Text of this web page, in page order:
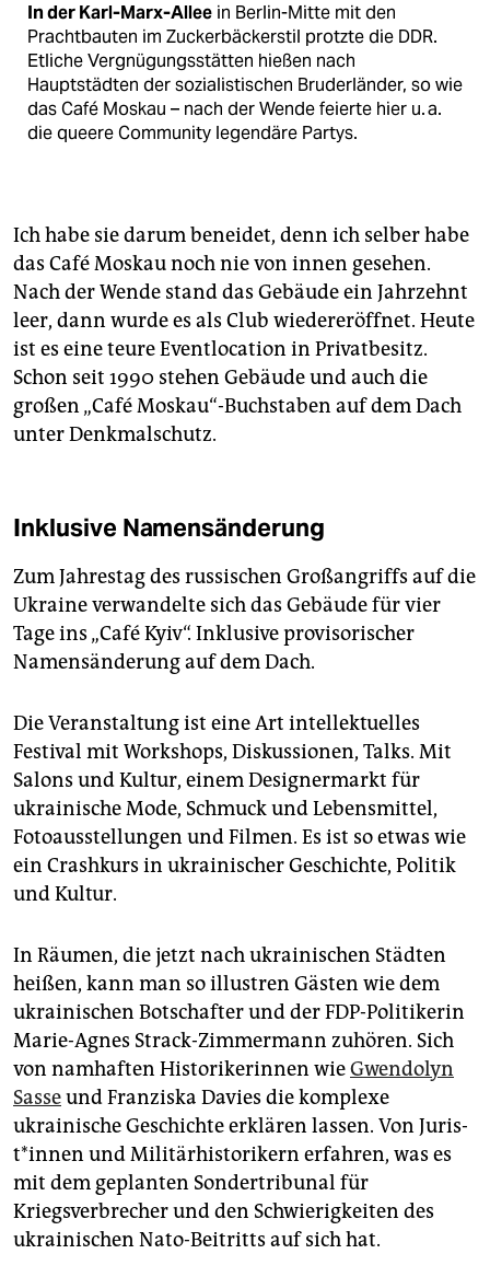
In der Karl-Marx-Allee in Berlin-Mitte mit den
Prachtbauten im Zuckerbäckerstil protzte die DDR.
Etliche Vergnügungsstätten hießen nach
Hauptstädten der sozialistischen Bruderländer, so wie
das Café Moskau – nach der Wende feierte hier u. a.
die queere Community legendäre Partys.
Ich habe sie darum beneidet, denn ich selber habe
das Café Moskau noch nie von innen gesehen.
Nach der Wende stand das Gebäude ein Jahrzehnt
leer, dann wurde es als Club wiedereröffnet. Heute
ist es eine teure Eventlocation in Privatbesitz.
Schon seit 1990 stehen Gebäude und auch die
großen „Café Moskau“-Buchstaben auf dem Dach
unter Denkmalschutz.
Inklusive Namensänderung
Zum Jahrestag des russischen Großangriffs auf die
Ukraine verwandelte sich das Gebäude für vier
Tage ins „Café Kyiv“. Inklusive provisorischer
Namensänderung auf dem Dach.
Die Veranstaltung ist eine Art intellektuelles
Festival mit Workshops, Diskussionen, Talks. Mit
Salons und Kultur, einem Designermarkt für
ukrainische Mode, Schmuck und Lebensmittel,
Fotoausstellungen und Filmen. Es ist so etwas wie
ein Crashkurs in ukrainischer Geschichte, Politik
und Kultur.
In Räumen, die jetzt nach ukrainischen Städten
heißen, kann man so illustren Gästen wie dem
ukrainischen Botschafter und der FDP-Politikerin
Marie-Agnes Strack-Zimmermann zuhören. Sich
von namhaften Historikerinnen wieGwendolyn
Sasseund Franziska Davies die komplexe
ukrainische Geschichte erklären lassen. Von Ju­ris­
t*in­nen und Militärhistorikern erfahren, was es
mit dem geplanten Sondertribunal für
Kriegsverbrecher und den Schwierigkeiten des
ukrainischen Nato-Beitritts auf sich hat.